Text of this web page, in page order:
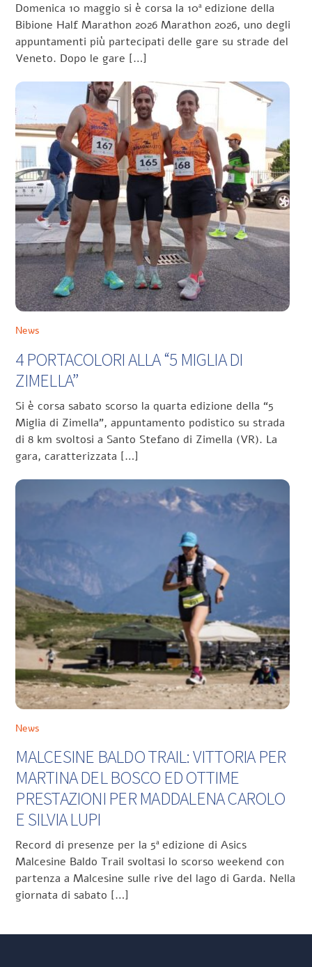
Domenica 10 maggio si è corsa la 10ª edizione della
Bibione Half Marathon 2026 Marathon 2026, uno degli
appuntamenti più partecipati delle gare su strade del
Veneto. Dopo le gare […]
News
4 PORTACOLORI ALLA “5 MIGLIA DI
ZIMELLA”
Si è corsa sabato scorso la quarta edizione della “5
Miglia di Zimella”, appuntamento podistico su strada
di 8 km svoltosi a Santo Stefano di Zimella (VR). La
gara, caratterizzata […]
News
MALCESINE BALDO TRAIL: VITTORIA PER
MARTINA DEL BOSCO ED OTTIME
PRESTAZIONI PER MADDALENA CAROLO
E SILVIA LUPI
Record di presenze per la 5ª edizione di Asics
Malcesine Baldo Trail svoltasi lo scorso weekend con
partenza a Malcesine sulle rive del lago di Garda. Nella
giornata di sabato […]